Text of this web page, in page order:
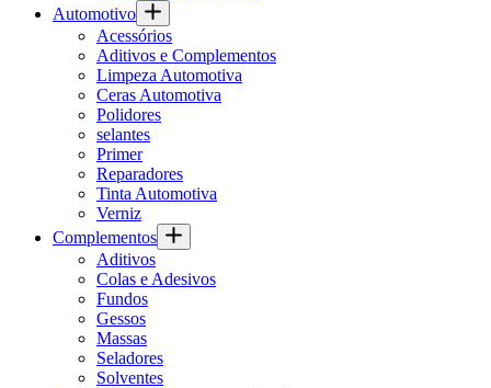
Automotivo
Acessórios
Aditivos e Complementos
Limpeza Automotiva
Ceras Automotiva
Polidores
selantes
Primer
Reparadores
Tinta Automotiva
Verniz
Complementos
Aditivos
Colas e Adesivos
Fundos
Gessos
Massas
Seladores
Solventes